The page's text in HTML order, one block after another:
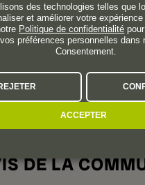
DE LA
des technologies telles que
et améliorer votre expérience
Politique de confidentialité
préférences personnelles dans
Consentement.
ACCEPTER